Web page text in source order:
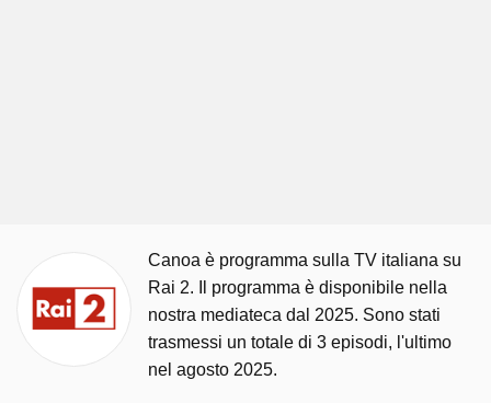
Canoa è programma sulla TV italiana su
Rai 2. Il programma è disponibile nella
nostra mediateca dal 2025. Sono stati
trasmessi un totale di 3 episodi, l'ultimo
nel agosto 2025.